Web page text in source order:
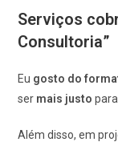
Serviços
Consultoria”
Eu gosto do
ser mais justo
Além disso, em